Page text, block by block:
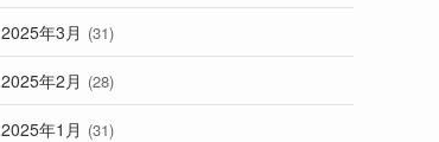
2025年3月 (31)
2025年2月 (28)
2025年1月 (31)